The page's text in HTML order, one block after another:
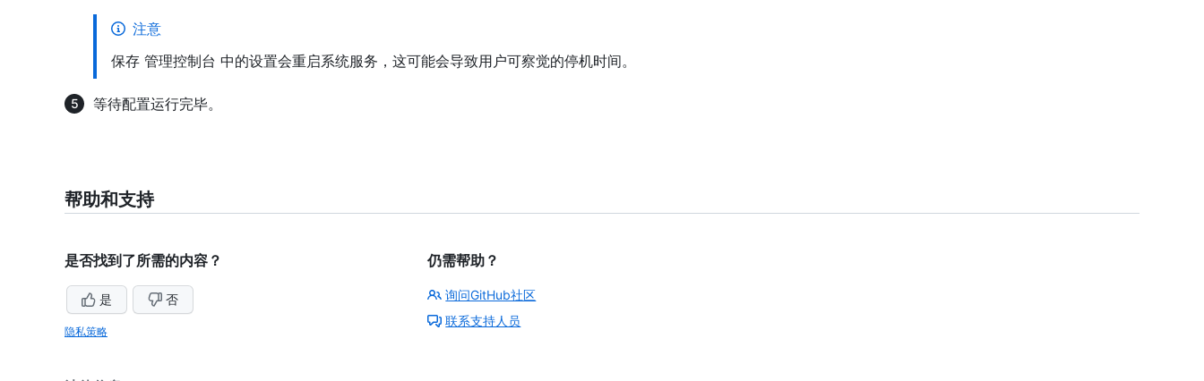
注意
保存 管理控制台 中的设置会重启系统服务，这可能会导致用户可察觉的停机时间。
等待配置运行完毕。
帮助和支持
是否找到了所需的内容？
是 否
隐私策略
仍需帮助？
询问GitHub社区
联系支持人员